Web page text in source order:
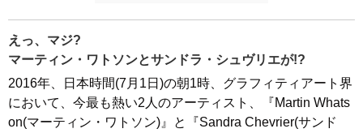
えっ、マジ?
マーティン・ワトソンとサンドラ・シュヴリエが!?
2016年、日本時間(7月1日)の朝1時、グラフィティアート界
において、今最も熱い2人のアーティスト、『Martin Whats
on(マーティン・ワトソン)』と『Sandra Chevrier(サンド